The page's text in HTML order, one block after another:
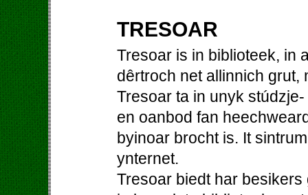
TRESOAR
Tresoar is in biblioteek, in
dêrtroch net allinnich grut,
Tresoar ta in unyk
en oanbod fan
byinoar brocht is. It
ynternet.
Tresoar biedt har